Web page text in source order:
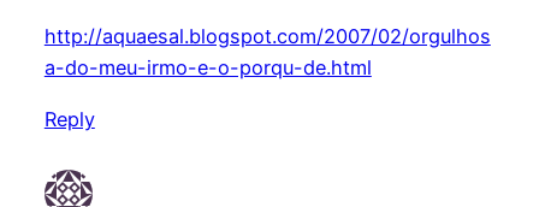
http://aquaesal.blogspot.com/2007/02/orgulhos
a-do-meu-irmo-e-o-porqu-de.html
Reply